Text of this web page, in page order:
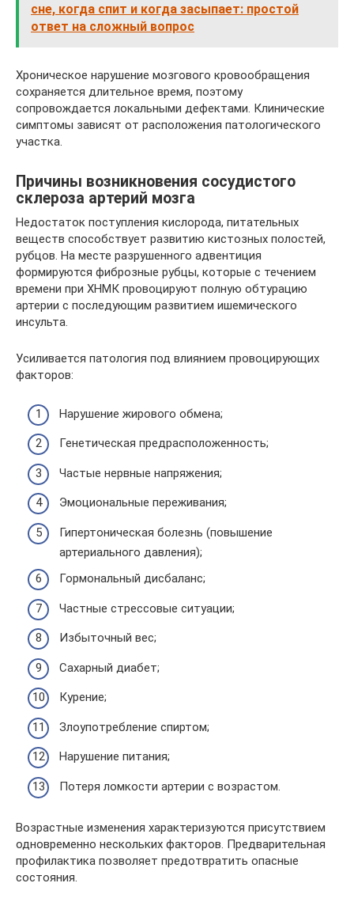
сне, когда спит и когда засыпает: простой
ответ на сложный вопрос
Хроническое нарушение мозгового кровообращения
сохраняется длительное время, поэтому
сопровождается локальными дефектами. Клинические
симптомы зависят от расположения патологического
участка.
Причины возникновения сосудистого
склероза артерий мозга
Недостаток поступления кислорода, питательных
веществ способствует развитию кистозных полостей,
рубцов. На месте разрушенного адвентиция
формируются фиброзные рубцы, которые с течением
времени при ХНМК провоцируют полную обтурацию
артерии с последующим развитием ишемического
инсульта.
Усиливается патология под влиянием провоцирующих
факторов:
Нарушение жирового обмена;
Генетическая предрасположенность;
Частые нервные напряжения;
Эмоциональные переживания;
Гипертоническая болезнь (повышение
артериального давления);
Гормональный дисбаланс;
Частные стрессовые ситуации;
Избыточный вес;
Сахарный диабет;
Курение;
Злоупотребление спиртом;
Нарушение питания;
Потеря ломкости артерии с возрастом.
Возрастные изменения характеризуются присутствием
одновременно нескольких факторов. Предварительная
профилактика позволяет предотвратить опасные
состояния.